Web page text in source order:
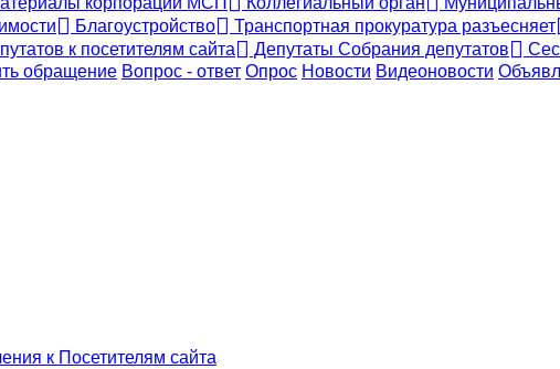
Благоустройство Транспортная прокуратура разъесняет
к посетителям сайта Депутаты Собрания депутатов
обращение Вопрос - ответ Опрос Новости Видеоновости
к Посетителям сайта